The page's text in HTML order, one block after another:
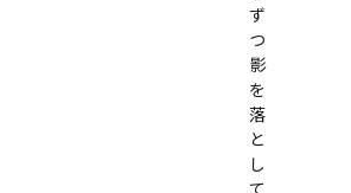
ず
つ
影
を
落
と
し